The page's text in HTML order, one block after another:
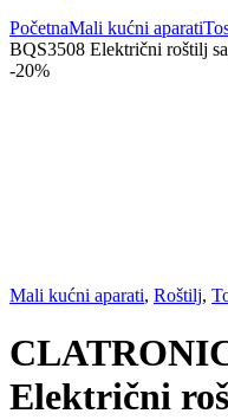
PočetnaMali kućni aparati
BQS3508 Električni roštilj
-20%
Mali kućni aparati, Roštilj,
Električni